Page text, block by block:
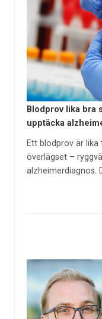
Blodprov lika bra
upptäcka
Ett blodprov är
överlägset –
alzheimerdiagnos.